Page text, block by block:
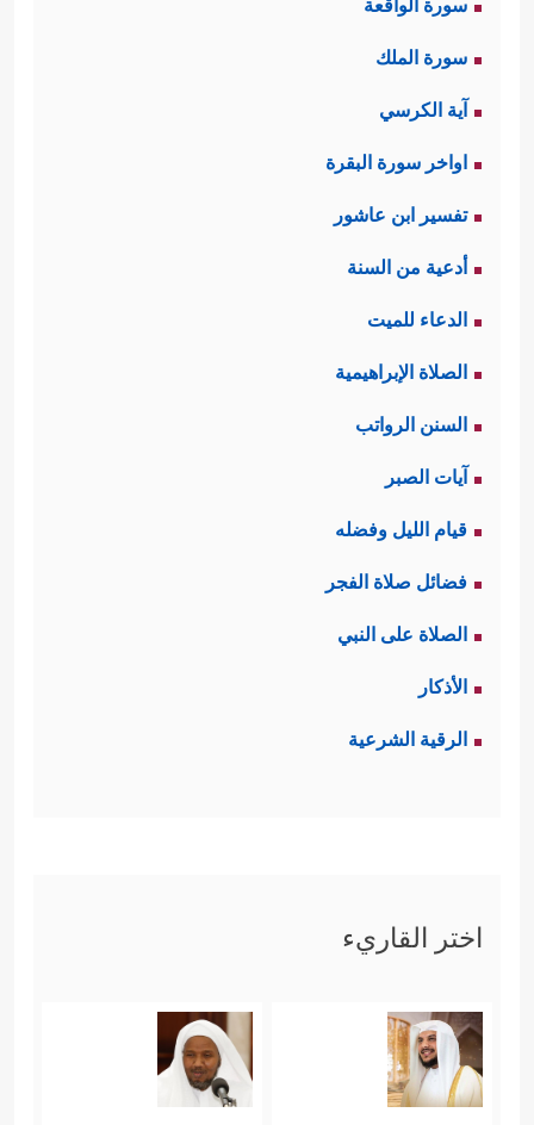
سورة الواقعة
سورة الملك
آية الكرسي
اواخر سورة البقرة
تفسير ابن عاشور
أدعية من السنة
الدعاء للميت
الصلاة الإبراهيمية
السنن الرواتب
آيات الصبر
قيام الليل وفضله
فضائل صلاة الفجر
الصلاة على النبي
الأذكار
الرقية الشرعية
اختر القاريء